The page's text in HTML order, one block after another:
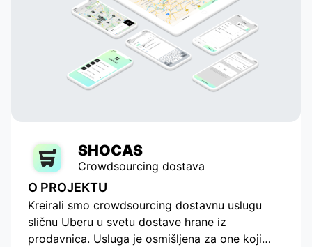
SHOCAS
Crowdsourcing dostava
O PROJEKTU
Kreirali smo crowdsourcing dostavnu uslugu
sličnu Uberu u svetu dostave hrane iz
prodavnica. Usluga je osmišljena za one koji